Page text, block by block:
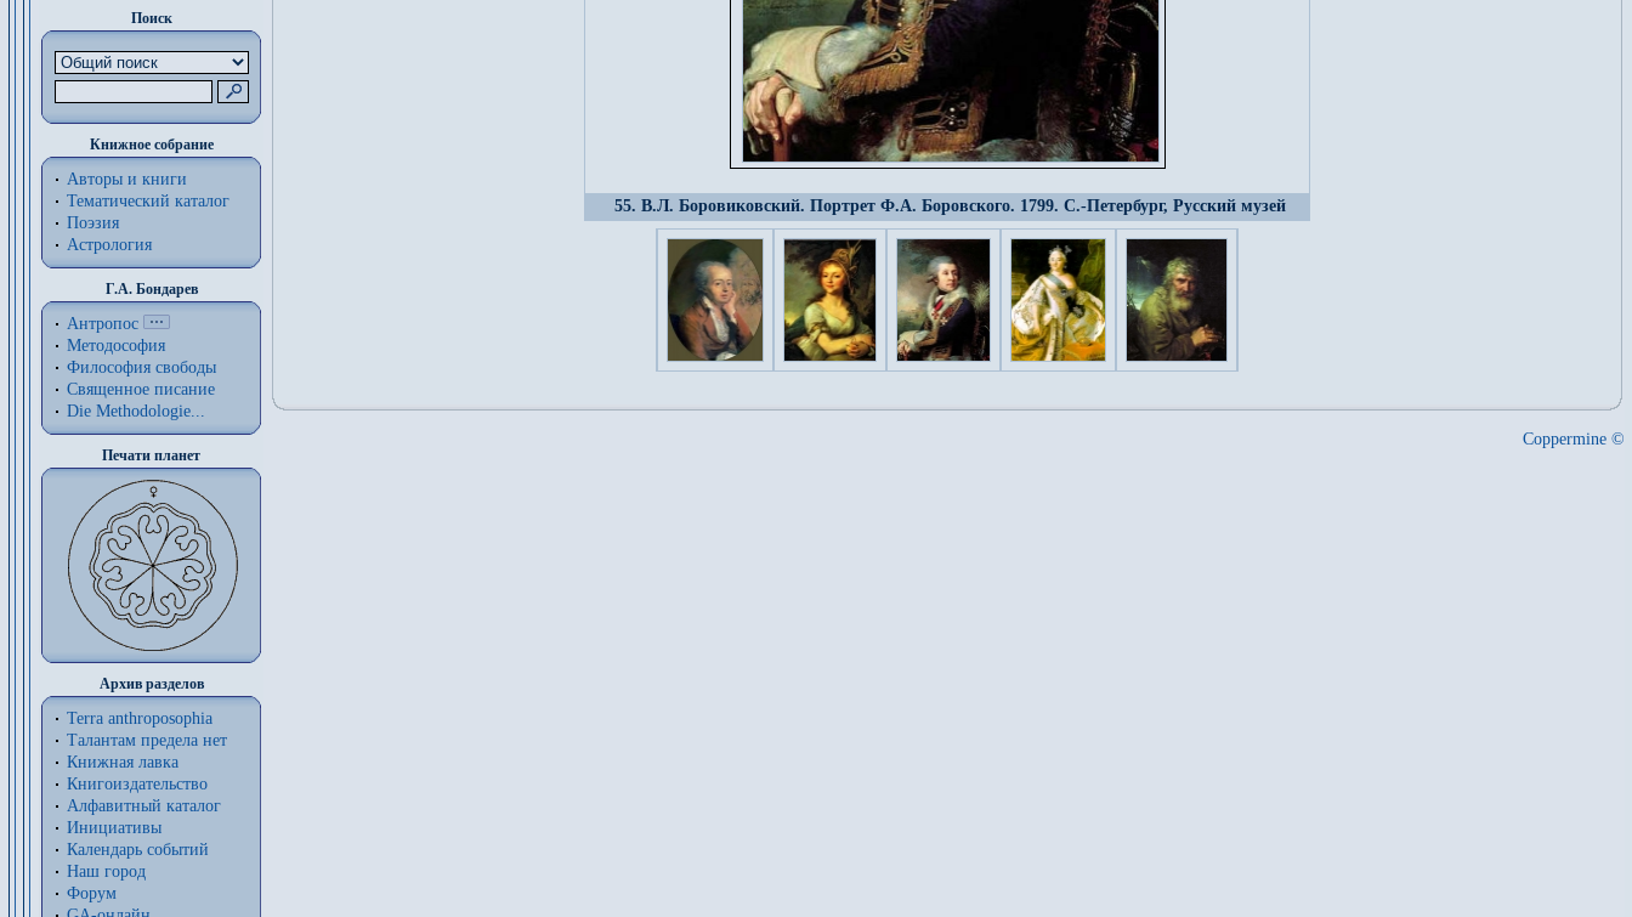
Поиск
Книжное собрание
Авторы и книги
Тематический каталог
Поэзия
Астрология
Г.А. Бондарев
Антропос
Методософия
Философия cвободы
Священное писание
Die Methodologie...
Печати планет
Архив разделов
Terra anthroposophia
Талантам предела нет
Книжная лавка
Книгоиздательство
Алфавитный каталог
Инициативы
Календарь событий
Наш город
Форум
55. В.Л. Боровиковский. Портрет Ф.А. Боровского. 1799. С.-Петербург, Русский музей
Coppermine ©